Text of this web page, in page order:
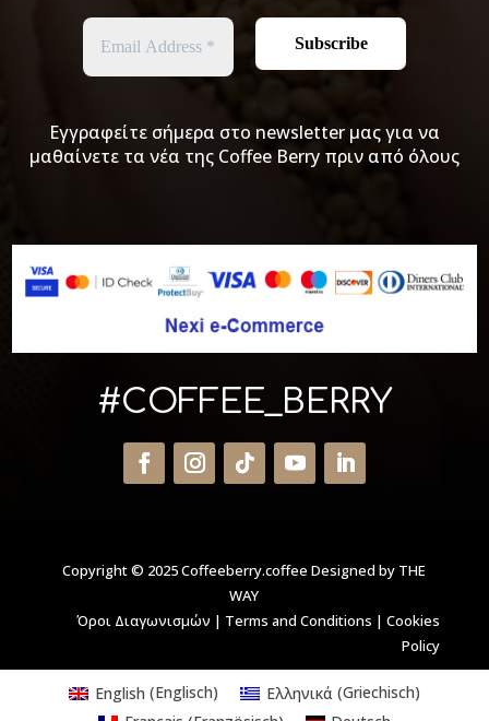
Εγγραφείτε σήμερα στο newsletter μας για να
μαθαίνετε τα νέα της Coffee Berry πριν από όλους
#COFFEE_BERRY
Copyright © 2025 Coffeeberry.coffee Designed by THE
WAY
Όροι Διαγωνισμών | Terms and Conditions |Cookies
Policy
English (Englisch) Ελληνικά (Griechisch)